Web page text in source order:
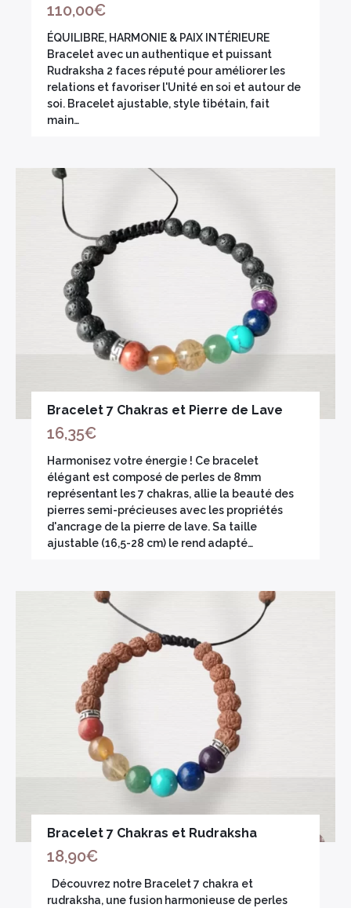
110,00€
ÉQUILIBRE, HARMONIE & PAIX INTÉRIEURE
Bracelet avec un authentique et puissant
Rudraksha 2 faces réputé pour améliorer les
relations et favoriser l'Unité en soi et autour de
soi. Bracelet ajustable, style tibétain, fait
main…
Bracelet 7 Chakras et Pierre de Lave
16,35€
Harmonisez votre énergie ! Ce bracelet
élégant est composé de perles de 8mm
représentant les 7 chakras, allie la beauté des
pierres semi-précieuses avec les propriétés
d'ancrage de la pierre de lave. Sa taille
ajustable (16,5-28 cm) le rend adapté…
Bracelet 7 Chakras et Rudraksha
18,90€
Découvrez notre Bracelet 7 chakra et
rudraksha, une fusion harmonieuse de perles